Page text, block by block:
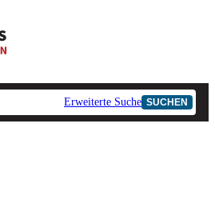
Ad-Hoc-Meldungen
Erweiterte Suche SUCHEN